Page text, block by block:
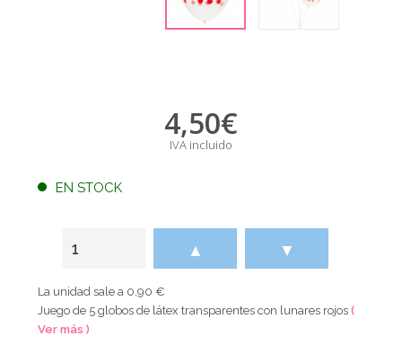
4,50€
IVA incluido
EN STOCK
▲ ▼
La unidad sale a 0,90 €
Juego de 5 globos de látex transparentes con lunares rojos(
Ver más )